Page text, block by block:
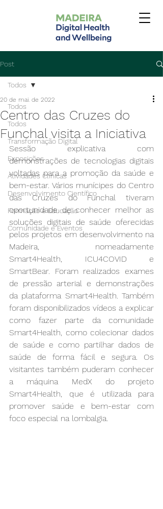
Post
Todos
Todos
Transformação Digital
Exposições
Atividades Clínicas
Desenvolvimento Científico
Formação e Educação
Comunidade e Eventos
Todos
Centro das Cruzes do
Funchal visita a Iniciativa
20 de mai. de 2022
Sessão explicativa com
demonstrações de tecnologias digitais
voltadas para a promoção da saúde e
bem-estar. Vários munícipes do Centro
das Cruzes do Funchal tiveram
oportunidade de conhecer melhor as
soluções digitais de saúde oferecidas
pelos projetos em desenvolvimento na
Madeira, nomeadamente
Smart4Health, ICU4COVID e
SmartBear. Foram realizados exames
de pressão arterial e demonstrações
da plataforma Smart4Health. Também
foram disponibilizados vídeos a explicar
como fazer parte da comunidade
Smart4Health, como colecionar dados
de saúde e como partilhar dados de
saúde de forma fácil e segura. Os
visitantes também puderam conhecer
a máquina MedX do projeto
Smart4Health, que é utilizada para
promover saúde e bem-estar com
foco especial na lombalgia.